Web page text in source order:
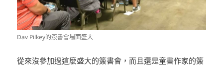
Dav Pilkey的簽書會場面盛大
從來沒參加過這麼盛大的簽書會，而且還是童書作家的簽